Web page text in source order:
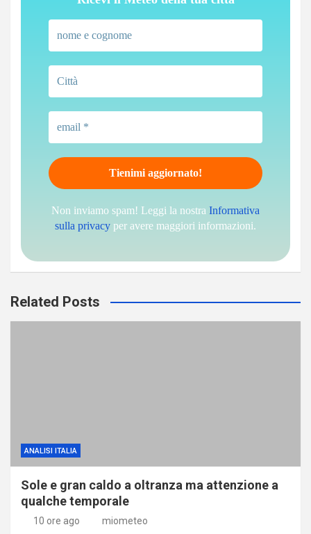
Non inviamo spam! Leggi la nostra Informativa
sulla privacy per avere maggiori informazioni.
Related Posts
ANALISI ITALIA
Sole e gran caldo a oltranza ma attenzione a
qualche temporale
10 ore ago miometeo